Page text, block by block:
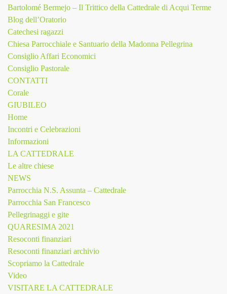
Bartolomé Bermejo – Il Trittico della Cattedrale di Acqui Terme
Blog dell’Oratorio
Catechesi ragazzi
Chiesa Parrocchiale e Santuario della Madonna Pellegrina
Consiglio Affari Economici
Consiglio Pastorale
CONTATTI
Corale
GIUBILEO
Home
Incontri e Celebrazioni
Informazioni
LA CATTEDRALE
Le altre chiese
NEWS
Parrocchia N.S. Assunta – Cattedrale
Parrocchia San Francesco
Pellegrinaggi e gite
QUARESIMA 2021
Resoconti finanziari
Resoconti finanziari archivio
Scopriamo la Cattedrale
Video
VISITARE LA CATTEDRALE